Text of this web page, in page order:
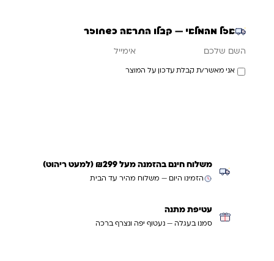
אזל מהמלאי — קבלו התראה כשחוזר
אני מאשר/ת קבלת עדכון על המוצר
משלוח חינם בהזמנה מעל ₪299 (למעט ריהוט)
הזמינו היום — משלוח מהיר עד הבית
עטיפת מתנה
סמנו בעגלה — נעטוף יפה ונצרף ברכה